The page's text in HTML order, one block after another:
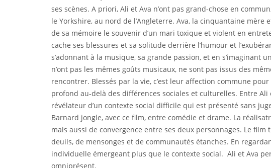
ses scènes. A priori, Ali et Ava n’ont pas grand-chose en
le Yorkshire, au nord de l’Angleterre. Ava, la cinquantaine
de sa mémoire le souvenir d’un mari toxique et violent en
cache ses blessures et sa solitude derrière l’humour et
s’adonnant à la musique, sa grande passion, et en s’imaginant
n’ont pas les mêmes goûts musicaux, ne sont pas issus des
rencontrer. Blessés par la vie, c’est leur affection commune
profond au-delà des différences sociales et culturelles. Entre Ali
révélateur d’un contexte social difficile qui est présenté sans
Barnard jongle, avec ce film, entre comédie et drame. La
mais aussi de convergence entre ses deux personnages. Le
deuils, de mensonges et de communautés étanches. En
individuelle émergeant plus que le contexte social. Ali et Ava
omniprésent.